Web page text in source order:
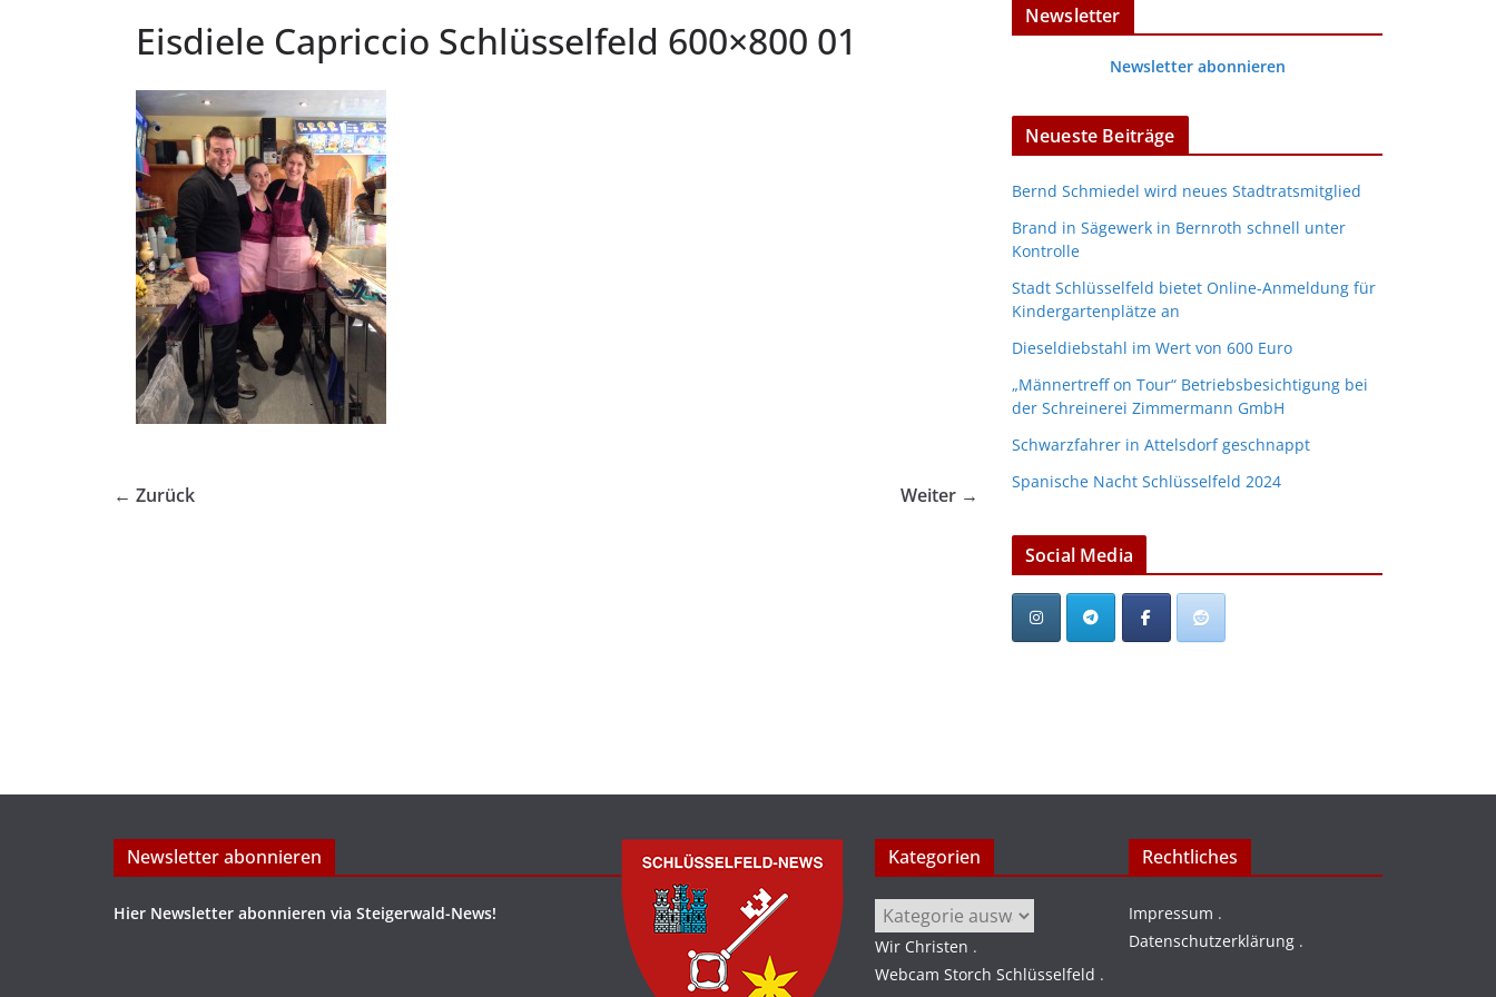
Eisdiele Capriccio Schlüsselfeld 600×800 01
← Zurück Weiter →
Newsletter
Newsletter abonnieren
Neueste Beiträge
Bernd Schmiedel wird neues Stadtratsmitglied
Brand in Sägewerk in Bernroth schnell unter
Kontrolle
Stadt Schlüsselfeld bietet Online-Anmeldung für
Kindergartenplätze an
Dieseldiebstahl im Wert von 600 Euro
„Männertreff on Tour“ Betriebsbesichtigung bei
der Schreinerei Zimmermann GmbH
Schwarzfahrer in Attelsdorf geschnappt
Spanische Nacht Schlüsselfeld 2024
Social Media
Newsletter abonnieren
Hier Newsletter abonnieren via Steigerwald-News!
Kategorien
Kategorien
Wir Christen .
Webcam Storch Schlüsselfeld .
Rechtliches
Impressum .
Datenschutzerklärung .